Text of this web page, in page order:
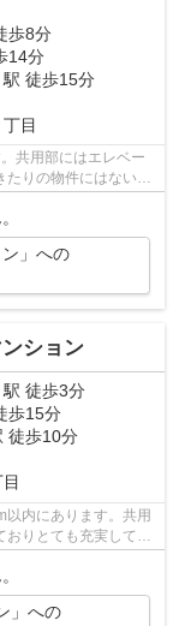
歩8分
14分
駅 徒歩15分
丁目
共用部にはエレベー
たりの物件にはない、
ン」への
ション
駅 徒歩3分
歩15分
徒歩10分
以内にあります。共用
おりとても充実してい
」への